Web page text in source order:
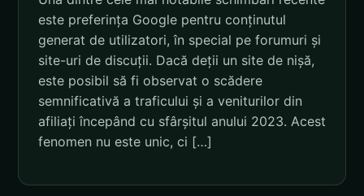
este preferința Google pentru conținutul
generat de utilizatori, în special pe forumuri și
site-uri de discuții. Dacă deții un site de nișă,
este posibil să fi observat o scădere
semnificativă a traficului și a veniturilor din
afiliați începând cu sfârșitul anului 2023. Acest
fenomen nu este unic, ci […]